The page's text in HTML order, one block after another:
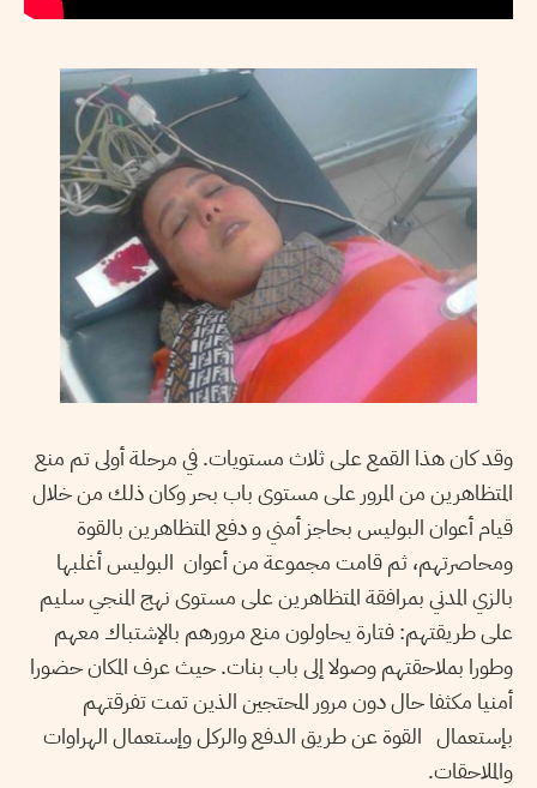
وقد كان هذا القمع على ثلاث مستويات. في مرحلة أولى تم منع
المتظاهرين من المرور على مستوى باب بحر وكان ذلك من خلال
قيام أعوان البوليس بحاجز أمني و دفع المتظاهرين بالقوة
ومحاصرتهم، ثم قامت مجموعة من أعوان البوليس أغلبها
بالزي المدني بمرافقة المتظاهرين على مستوى نهج المنجي سليم
على طريقتهم: فتارة يحاولون منع مرورهم بالإشتباك معهم
وطورا بملاحقتهم وصولا إلى باب بنات. حيث عرف المكان حضورا
أمنيا مكثفا حال دون مرور المحتجين الذين تمت تفرقتهم
بإستعمال القوة عن طريق الدفع والركل وإستعمال الهراوات
والملاحقات.